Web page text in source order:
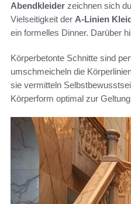
Abendkleider zeichnen sich
Vielseitigkeit der A-Linien
ein formelles Dinner. Darüber
Körperbetonte Schnitte sind
umschmeicheln die
sie vermitteln
Körperform optimal zur